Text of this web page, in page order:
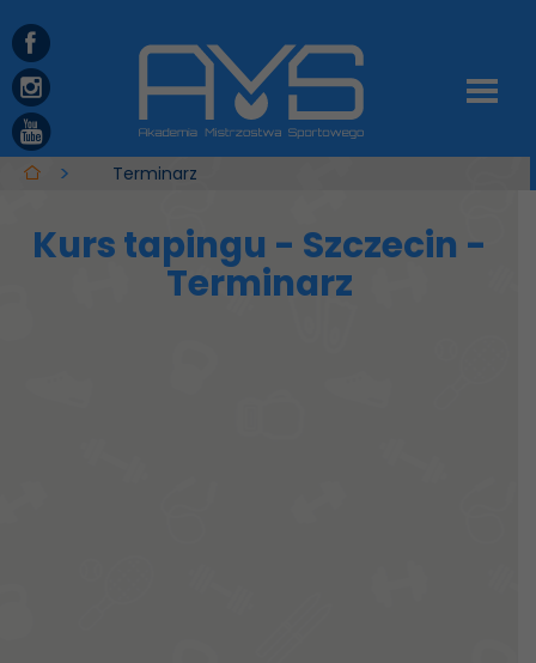
Terminarz
Kurs tapingu - Szczecin -
Terminarz